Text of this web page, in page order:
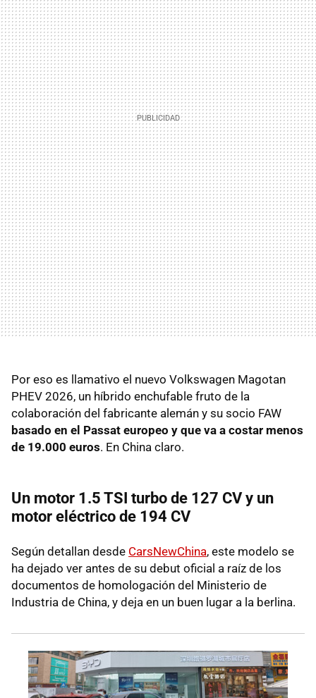
Por eso es llamativo el nuevo Volkswagen Magotan
PHEV 2026, un híbrido enchufable fruto de la
colaboración del fabricante alemán y su socio FAW
basado en el Passat europeo y que va a costar menos
de 19.000 euros. En China claro.
Un motor 1.5 TSI turbo de 127 CV y un
motor eléctrico de 194 CV
Según detallan desde CarsNewChina, este modelo se
ha dejado ver antes de su debut oficial a raíz de los
documentos de homologación del Ministerio de
Industria de China, y deja en un buen lugar a la berlina.